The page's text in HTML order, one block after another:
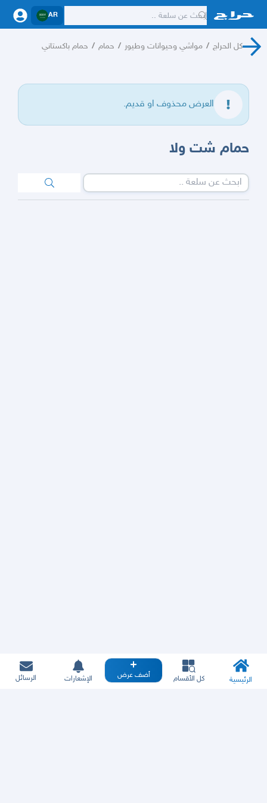
AR
كل الحراج / مواشي وحيوانات وطيور / حمام / حمام باكستاني
العرض محذوف او قديم.
حمام شت ولا
الرئيسية كل الأقسام أضف عرض الإشعارات الرسائل